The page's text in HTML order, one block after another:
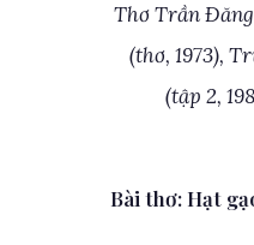
Thơ Trần Ðăng
(thơ, 1973),
(tập 2,
Bài thơ: Hạt